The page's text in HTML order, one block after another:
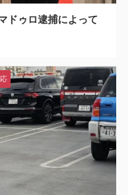
ドゥロ逮捕によって